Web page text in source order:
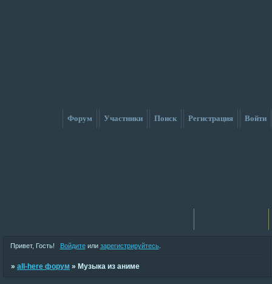
Форум Участники Поиск Регистрация Войти
Привет, Гость! Войдитеили зарегистрируйтесь.
»all-here форум »Музыка из аниме